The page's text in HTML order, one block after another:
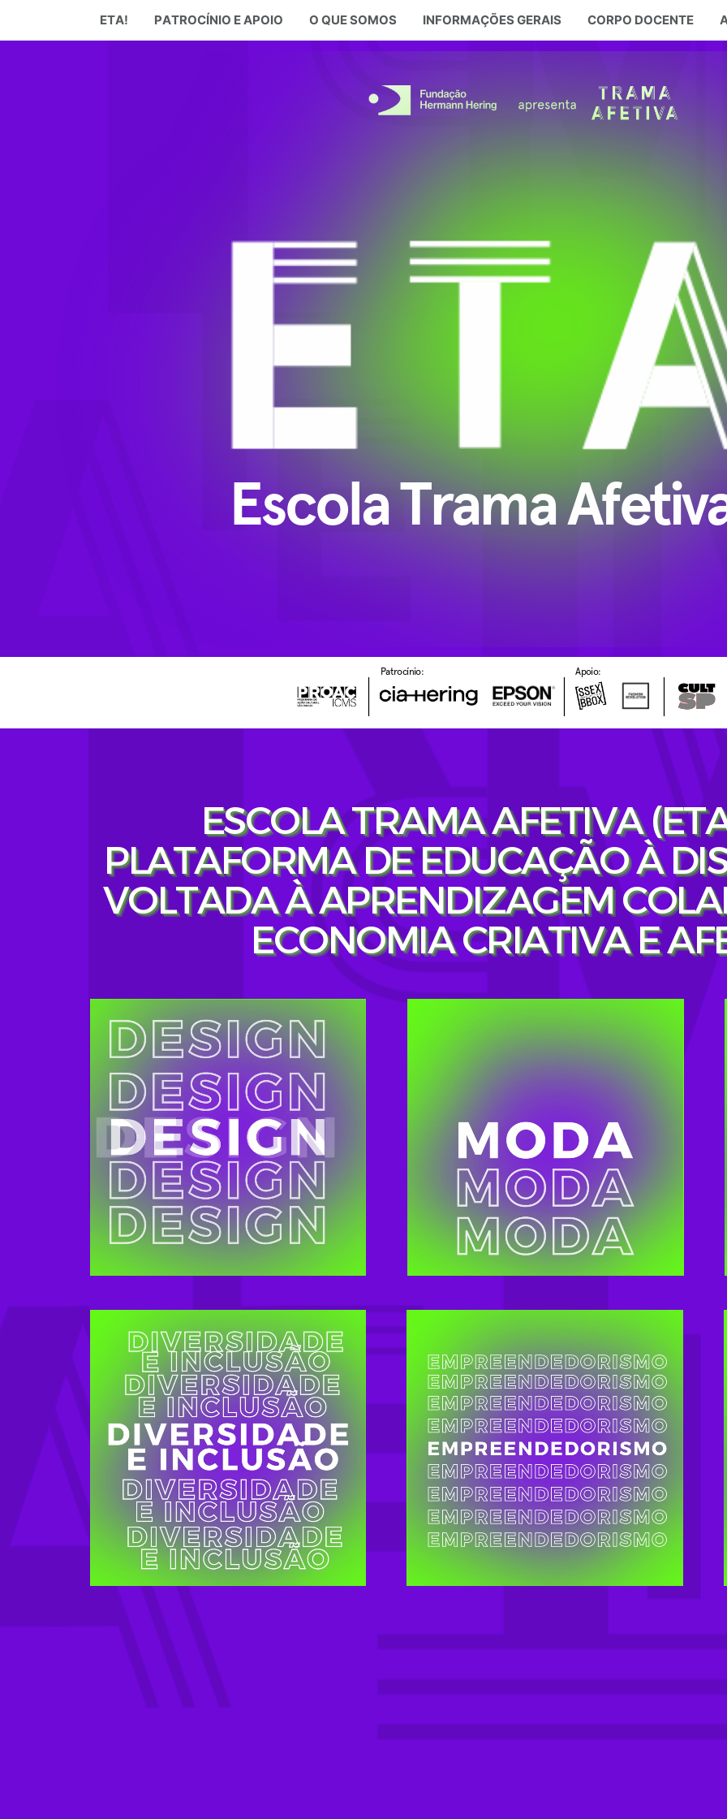
ETA! PATROCÍNIO E APOIO O QUE SOMOS INFORMAÇÕES GERAIS CORPO DOCENTE
Escola Trama
Patrocínio: Apoio:
ESCOLA TRAMA AFETIVA
PLATAFORMA DE EDUCAÇÃO À
VOLTADA À APRENDIZAGEM
ECONOMIA CRIATIVA E